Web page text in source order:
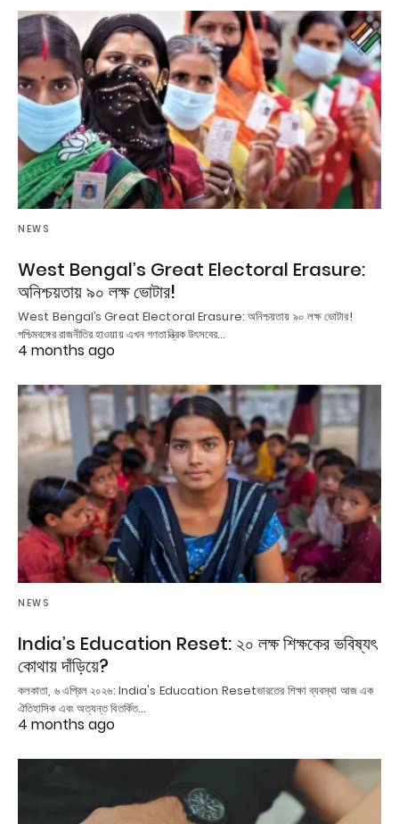
NEWS
West Bengal’s Great Electoral Erasure:
অনিশ্চয়তায় ৯০ লক্ষ ভোটার!
West Bengal’s Great Electoral Erasure: অনিশ্চয়তায় ৯০ লক্ষ ভোটার!
পশ্চিমবঙ্গের রাজনীতির হাওয়ায় এখন গণতান্ত্রিক উৎসবের…
4 months ago
NEWS
India’s Education Reset: ২০ লক্ষ শিক্ষকের ভবিষ্যৎ
কোথায় দাঁড়িয়ে?
কলকাতা, ৬ এপ্রিল ২০২৬: India's Education Resetভারতের শিক্ষা ব্যবস্থা আজ এক
ঐতিহাসিক এবং অত্যন্ত বিতর্কিত…
4 months ago